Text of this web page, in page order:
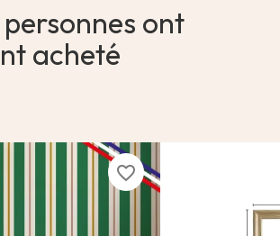
ont
acheté
favorite_border